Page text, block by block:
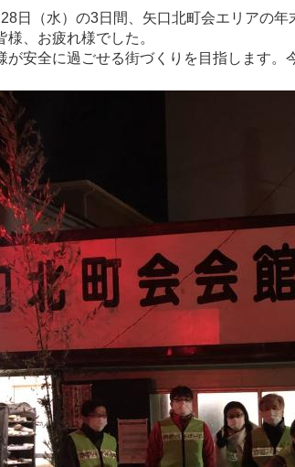
日（水）の3日間、矢口北町会エリアの年
、お疲れ様でした。
が安全に過ごせる街づくりを目指します。